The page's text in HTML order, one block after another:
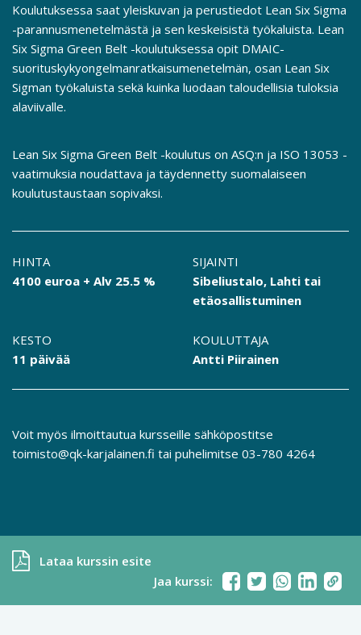
Koulutuksessa saat yleiskuvan ja perustiedot Lean Six Sigma
-parannusmenetelmästä ja sen keskeisistä työkaluista. Lean
Six Sigma Green Belt -koulutuksessa opit DMAIC-
suorituskykyongelmanratkaisumenetelmän, osan Lean Six
Sigman työkaluista sekä kuinka luodaan taloudellisia tuloksia
alaviivalle.
Lean Six Sigma Green Belt -koulutus on ASQ:n ja ISO 13053 -
vaatimuksia noudattava ja täydennetty suomalaiseen
koulutustaustaan sopivaksi.
HINTA
4100 euroa + Alv 25.5 %
SIJAINTI
Sibeliustalo, Lahti tai
etäosallistuminen
KESTO
11 päivää
KOULUTTAJA
Antti Piirainen
Voit myös ilmoittautua kursseille sähköpostitse
toimisto@qk-karjalainen.fi tai puhelimitse 03-780 4264
Lataa kurssin esite
Jaa kurssi: